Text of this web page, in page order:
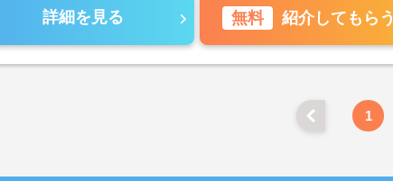
詳細を見る 無料 紹介してもらう
1